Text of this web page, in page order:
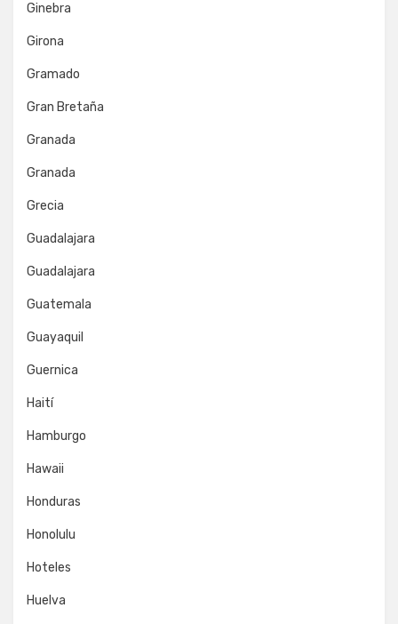
Ginebra
Girona
Gramado
Gran Bretaña
Granada
Granada
Grecia
Guadalajara
Guadalajara
Guatemala
Guayaquil
Guernica
Haití
Hamburgo
Hawaii
Honduras
Honolulu
Hoteles
Huelva